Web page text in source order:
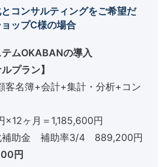
コンサルティングをご希望だ
ップC様の場合
ムOKABANの導入
プラン】
客名簿+会計+集計・分析+コン
×12ヶ月＝1,185,600円
補助金 補助率3/4 889,200円
円